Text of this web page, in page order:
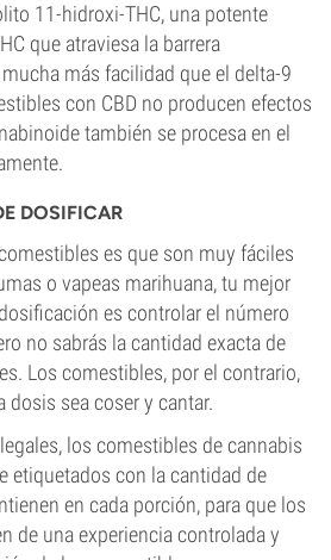
11-hidroxi-THC, una potente
que atraviesa la barrera
más facilidad que el delta-9
con CBD no producen efectos
también se procesa en el
DOSIFICAR
es que son muy fáciles
o vapeas marihuana, tu mejor
es controlar el número
no sabrás la cantidad exacta de
Los comestibles, por el contrario,
dosis sea coser y cantar.
los comestibles de cannabis
etiquetados con la cantidad de
en cada porción, para que los
de una experiencia controlada y